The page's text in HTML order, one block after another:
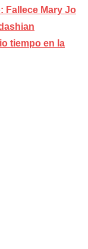
Fallece Mary Jo
tiempo en la